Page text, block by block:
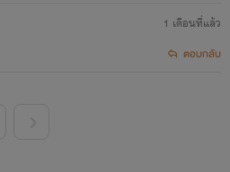
1 เดือนที่แล้ว
ตอบกลับ